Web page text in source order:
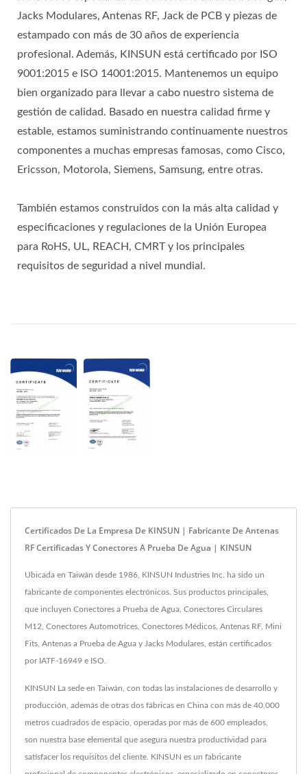
Jacks Modulares, Antenas RF, Jack de PCB y piezas de
estampado con más de 30 años de experiencia
profesional. Además, KINSUN está certificado por ISO
9001:2015 e ISO 14001:2015. Mantenemos un equipo
bien organizado para llevar a cabo nuestro sistema de
gestión de calidad. Basado en nuestra calidad firme y
estable, estamos suministrando continuamente nuestros
componentes a muchas empresas famosas, como Cisco,
Ericsson, Motorola, Siemens, Samsung, entre otras.
También estamos construidos con la más alta calidad y
especificaciones y regulaciones de la Unión Europea
para RoHS, UL, REACH, CMRT y los principales
requisitos de seguridad a nivel mundial.
Certificados De La Empresa De KINSUN | Fabricante De Antenas
RF Certificadas Y Conectores A Prueba De Agua | KINSUN
Ubicada en Taiwán desde 1986, KINSUN Industries Inc. ha sido un
fabricante de componentes electrónicos. Sus productos principales,
que incluyen Conectores a Prueba de Agua, Conectores Circulares
M12, Conectores Automotrices, Conectores Médicos, Antenas RF, Mini
Fits, Antenas a Prueba de Agua y Jacks Modulares, están certificados
por IATF-16949 e ISO.
KINSUN La sede en Taiwán, con todas las instalaciones de desarrollo y
producción, además de otras dos fábricas en China con más de 40,000
metros cuadrados de espacio, operadas por más de 600 empleados,
son nuestra base elemental que asegura nuestra productividad para
satisfacer los requisitos del cliente. KINSUN es un fabricante